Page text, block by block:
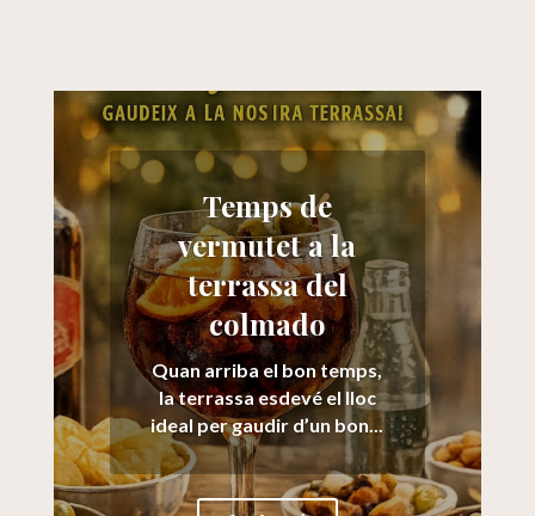
Temps de
vermutet a la
terrassa del
colmado
Quan arriba el bon temps,
la terrassa esdevé el lloc
ideal per gaudir d’un bon...